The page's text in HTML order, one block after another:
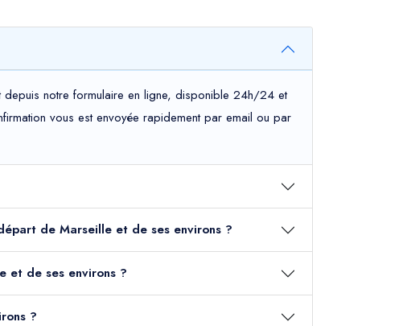
notre formulaire en ligne, disponible 24h/24 et
vous est envoyée rapidement par email ou par
au départ de Marseille et de ses environs ?
départ de Marseille et de ses environs ?
?